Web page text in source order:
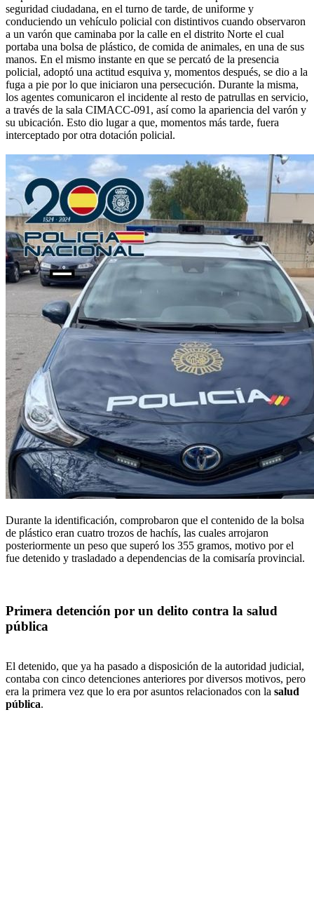
seguridad ciudadana, en el turno de tarde, de uniforme y
conduciendo un vehículo policial con distintivos cuando observaron
a un varón que caminaba por la calle en el distrito Norte el cual
portaba una bolsa de plástico, de comida de animales, en una de sus
manos. En el mismo instante en que se percató de la presencia
policial, adoptó una actitud esquiva y, momentos después, se dio a la
fuga a pie por lo que iniciaron una persecución. Durante la misma,
los agentes comunicaron el incidente al resto de patrullas en servicio,
a través de la sala CIMACC-091, así como la apariencia del varón y
su ubicación. Esto dio lugar a que, momentos más tarde, fuera
interceptado por otra dotación policial.
Durante la identificación, comprobaron que el contenido de la bolsa
de plástico eran cuatro trozos de hachís, las cuales arrojaron
posteriormente un peso que superó los 355 gramos, motivo por el
fue detenido y trasladado a dependencias de la comisaría provincial.
Primera detención por un delito contra la salud
pública
El detenido, que ya ha pasado a disposición de la autoridad judicial,
contaba con cinco detenciones anteriores por diversos motivos, pero
era la primera vez que lo era por asuntos relacionados con la salud
pública.